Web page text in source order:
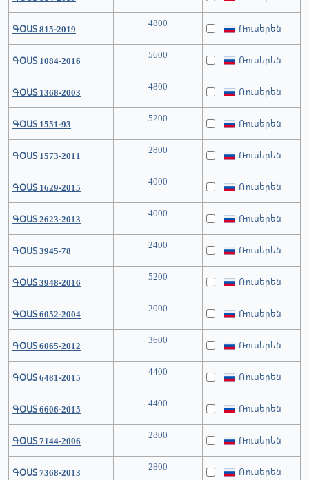
ԳՕՍՏ 815-2019 4800 Ռուսերեն
ԳՕՍՏ 1084-2016 5600 Ռուսերեն
ԳՕՍՏ 1368-2003 4800 Ռուսերեն
ԳՕՍՏ 1551-93 5200 Ռուսերեն
ԳՕՍՏ 1573-2011 2800 Ռուսերեն
ԳՕՍՏ 1629-2015 4000 Ռուսերեն
ԳՕՍՏ 2623-2013 4000 Ռուսերեն
ԳՕՍՏ 3945-78 2400 Ռուսերեն
ԳՕՍՏ 3948-2016 5200 Ռուսերեն
ԳՕՍՏ 6052-2004 2000 Ռուսերեն
ԳՕՍՏ 6065-2012 3600 Ռուսերեն
ԳՕՍՏ 6481-2015 4400 Ռուսերեն
ԳՕՍՏ 6606-2015 4400 Ռուսերեն
ԳՕՍՏ 7144-2006 2800 Ռուսերեն
ԳՕՍՏ 7368-2013 2800 Ռուսերեն